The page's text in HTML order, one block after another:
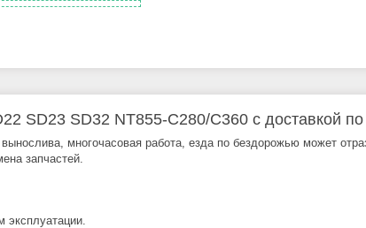
SD23 SD32 NT855-C280/C360 с доставкой по
многочасовая работа, езда по бездорожью может
запчастей.